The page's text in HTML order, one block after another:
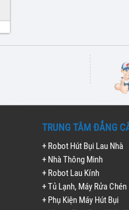
TRUNG TÂM ĐẲNG
+ Robot Hút Bụi Lau Nhà
+ Nhà Thông Minh
+ Robot Lau Kính
+ Tủ Lạnh, Máy Rửa Chén
+ Phụ Kiện Máy Hút Bụi